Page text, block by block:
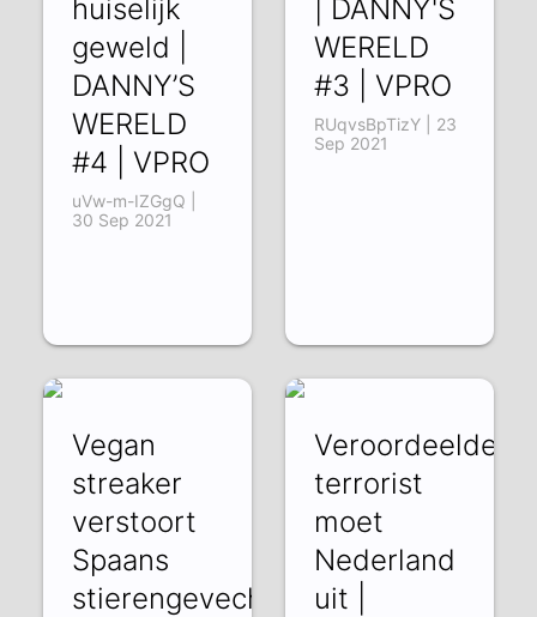
huiselijk
geweld |
DANNY’S
WERELD
#4 | VPRO
uVw-m-IZGgQ |
30 Sep 2021
| DANNY'S
WERELD
#3 | VPRO
RUqvsBpTizY | 23
Sep 2021
Vegan
streaker
verstoort
Spaans
stierengevecht
Veroordeelde
terrorist
moet
Nederland
uit |